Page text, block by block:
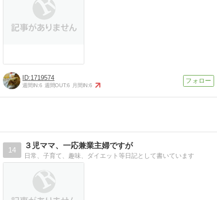
1719574
週間IN:6 週間OUT:6 月間IN:6
14
３児ママ、一応兼業主婦ですが
日常、子育て、趣味、ダイエット等日記として書いています